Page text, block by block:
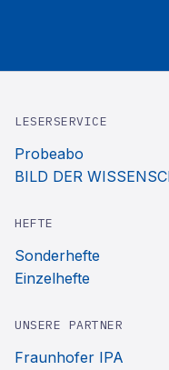
LESERSERVICE
Probeabo
BILD DER
HEFTE
Sonderhefte
Einzelhefte
UNSERE PARTNER
Fraunhofer IPA